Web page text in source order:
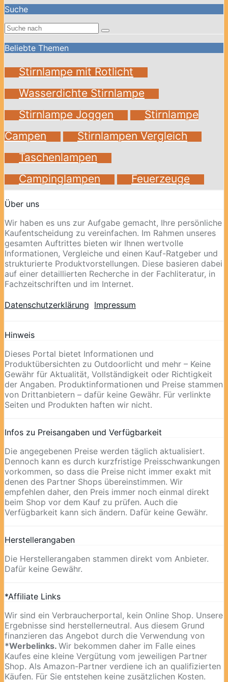
Suche
Beliebte Themen
Stirnlampe mit Rotlicht
Wasserdichte Stirnlampe
Stirnlampe Joggen
Stirnlampe
Campen
Stirnlampen Vergleich
Taschenlampen
Campinglampen
Feuerzeuge
Über uns
Wir haben es uns zur Aufgabe gemacht, Ihre persönliche
Kaufentscheidung zu vereinfachen. Im Rahmen unseres
gesamten Auftrittes bieten wir Ihnen wertvolle
Informationen, Vergleiche und einen Kauf-Ratgeber und
strukturierte Produktvorstellungen. Diese basieren dabei
auf einer detaillierten Recherche in der Fachliteratur, in
Fachzeitschriften und im Internet.
Datenschutzerklärung Impressum
Hinweis
Dieses Portal bietet Informationen und
Produktübersichten zu Outdoorlicht und mehr – Keine
Gewähr für Aktualität, Vollständigkeit oder Richtigkeit
der Angaben. Produktinformationen und Preise stammen
von Drittanbietern – dafür keine Gewähr. Für verlinkte
Seiten und Produkten haften wir nicht.
Infos zu Preisangaben und Verfügbarkeit
Die angegebenen Preise werden täglich aktualisiert.
Dennoch kann es durch kurzfristige Preisschwankungen
vorkommen, so dass die Preise nicht immer exakt mit
denen des Partner Shops übereinstimmen. Wir
empfehlen daher, den Preis immer noch einmal direkt
beim Shop vor dem Kauf zu prüfen. Auch die
Verfügbarkeit kann sich ändern. Dafür keine Gewähr.
Herstellerangaben
Die Herstellerangaben stammen direkt vom Anbieter.
Dafür keine Gewähr.
*Affiliate Links
Wir sind ein Verbraucherportal, kein Online Shop. Unsere
Ergebnisse sind herstellerneutral. Aus diesem Grund
finanzieren das Angebot durch die Verwendung von
*Werbelinks. Wir bekommen daher im Falle eines
Kaufes eine kleine Vergütung vom jeweiligen Partner
Shop. Als Amazon-Partner verdiene ich an qualifizierten
Käufen. Für Sie entstehen keine zusätzlichen Kosten.